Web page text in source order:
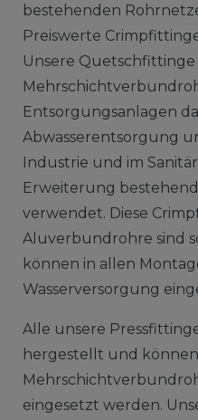
bestehenden
Preiswerte
Unsere
Entsorgungsanlagen
Abwasserentsorgung
Industrie und im
Erweiterung
verwendet. Diese
Aluverbundrohre sind
können in allen
Wasserversorgung
Alle unsere
hergestellt und
eingesetzt werden.